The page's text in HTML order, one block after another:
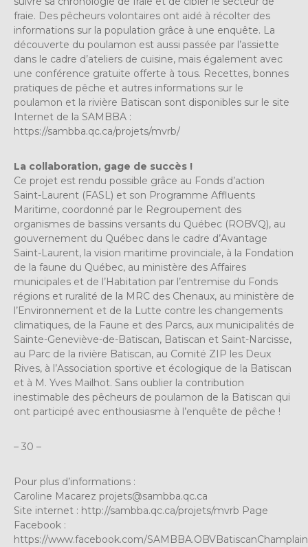
fraie. Des pêcheurs volontaires ont aidé à récolter des
informations sur la population grâce à une enquête. La
découverte du poulamon est aussi passée par l’assiette
dans le cadre d’ateliers de cuisine, mais également avec
une conférence gratuite offerte à tous. Recettes, bonnes
pratiques de pêche et autres informations sur le
poulamon et la rivière Batiscan sont disponibles sur le site
Internet de la SAMBBA :
https://sambba.qc.ca/projets/mvrb/
La collaboration, gage de succès !
Ce projet est rendu possible grâce au Fonds d’action
Saint-Laurent (FASL) et son Programme Affluents
Maritime, coordonné par le Regroupement des
organismes de bassins versants du Québec (ROBVQ), au
gouvernement du Québec dans le cadre d’Avantage
Saint-Laurent, la vision maritime provinciale, à la Fondation
de la faune du Québec, au ministère des Affaires
municipales et de l’Habitation par l’entremise du Fonds
régions et ruralité de la MRC des Chenaux, au ministère de
l’Environnement et de la Lutte contre les changements
climatiques, de la Faune et des Parcs, aux municipalités de
Sainte-Geneviève-de-Batiscan, Batiscan et Saint-Narcisse,
au Parc de la rivière Batiscan, au Comité ZIP les Deux
Rives, à l’Association sportive et écologique de la Batiscan
et à M. Yves Mailhot. Sans oublier la contribution
inestimable des pêcheurs de poulamon de la Batiscan qui
ont participé avec enthousiasme à l’enquête de pêche !
– 30 –
Pour plus d’informations :
Caroline Macarez projets@sambba.qc.ca
Site internet : http://sambba.qc.ca/projets/mvrb Page
Facebook :
https://www.facebook.com/SAMBBA.OBVBatiscanChamplain